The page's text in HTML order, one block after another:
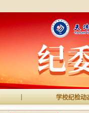
学校纪检动